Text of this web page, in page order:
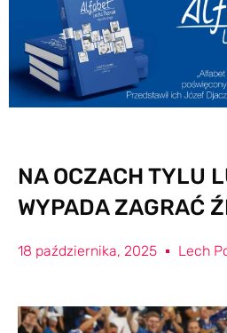
NA OCZACH TYLU
WYPADA ZAGRAĆ
18 października, 2025 Lech